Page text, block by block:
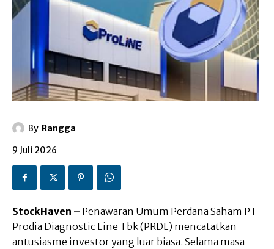
By Rangga
9 Juli 2026
StockHaven – Penawaran Umum Perdana Saham PT
Prodia Diagnostic Line Tbk (PRDL) mencatatkan
antusiasme investor yang luar biasa. Selama masa